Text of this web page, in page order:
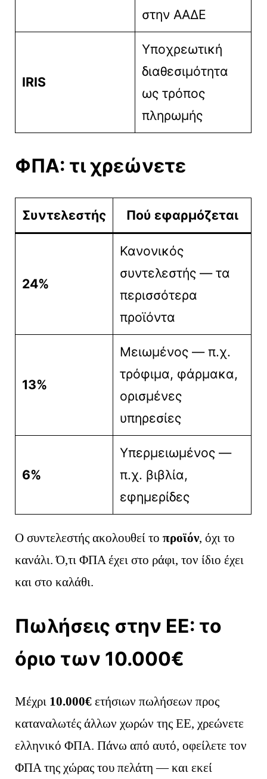
στην ΑΑΔΕ
IRIS
Υποχρεωτική
διαθεσιμότητα
ως τρόπος
πληρωμής
ΦΠΑ: τι χρεώνετε
Συντελεστής Πού εφαρμόζεται
24%
Κανονικός
συντελεστής — τα
περισσότερα
προϊόντα
13%
Μειωμένος — π.χ.
τρόφιμα, φάρμακα,
ορισμένες
υπηρεσίες
6%
Υπερμειωμένος —
π.χ. βιβλία,
εφημερίδες
Ο συντελεστής ακολουθεί τοπροϊόν, όχι το
κανάλι. Ό,τι ΦΠΑ έχει στο ράφι, τον ίδιο έχει
και στο καλάθι.
Πωλήσεις στην ΕΕ: το
όριο των 10.000€
Μέχρι 10.000€ ετήσιων πωλήσεων προς
καταναλωτές άλλων χωρών της ΕΕ, χρεώνετε
ελληνικό ΦΠΑ. Πάνω από αυτό, οφείλετε τον
ΦΠΑ της χώρας του πελάτη — και εκεί